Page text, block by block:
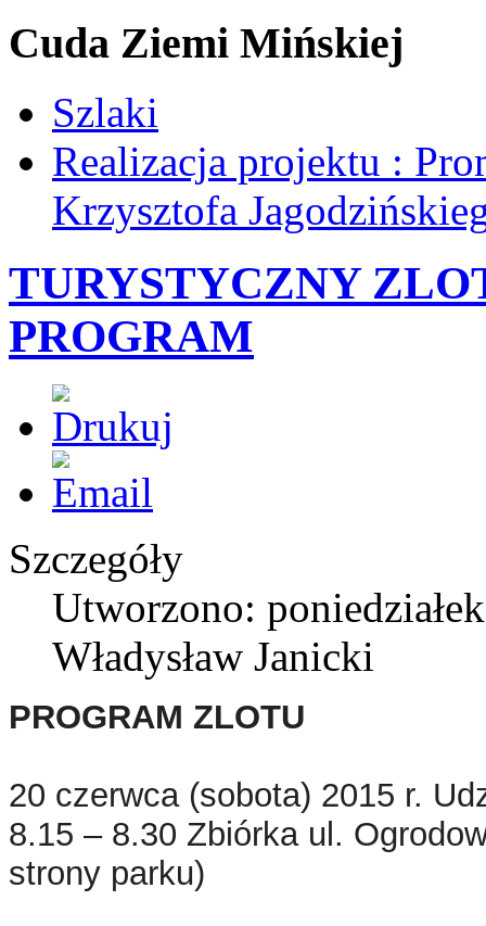
Cuda Ziemi Mińskiej
Szlaki
Realizacja projektu :
Krzysztofa
TURYSTYCZNY
PROGRAM
Szczegóły
Utworzono:
Władysław Janicki
PROGRAM ZLOTU
20 czerwca (sobota) 2015 r.
8.15 – 8.30 Zbiórka ul.
strony parku)